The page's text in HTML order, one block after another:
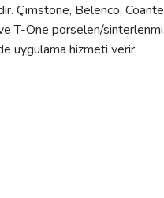
Çimstone, Belenco,
T-One porselen/
uygulama hizmeti verir.